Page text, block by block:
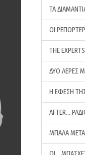
ΤΑ
ΟΙ ΡΕΠΟΡΤΕΡ
THE EXPERTS
ΔΥΟ ΛΕΡΕΣ
Η ΕΦΕΣΗ
AFTER…
ΜΠΑΛΑ